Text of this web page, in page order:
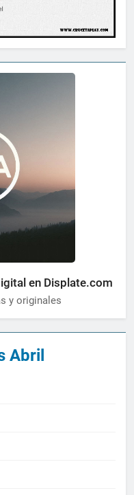
en Displate.com
y originales
Abril